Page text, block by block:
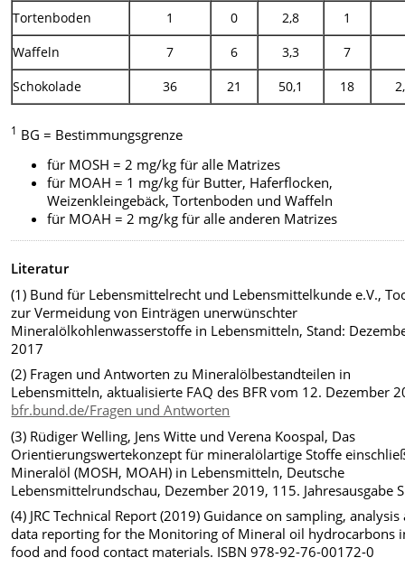
Tortenboden
1 0 2,8
1
Waffeln
7 6 3,3
7
Schokolade
36 21 50,1 18
1 BG = Bestimmungsgrenze
für MOSH = 2 mg/kg für alle Matrizes
für MOAH = 1 mg/kg für Butter, Haferflocken,
Weizenkleingebäck, Tortenboden und Waffeln
für MOAH = 2 mg/kg für alle anderen Matrizes
Literatur
(1) Bund für Lebensmittelrecht und Lebensmittelkunde e.V.,
zur Vermeidung von Einträgen unerwünschter
Mineralölkohlenwasserstoffe in Lebensmitteln, Stand:
2017
(2) Fragen und Antworten zu Mineralölbestandteilen in
Lebensmitteln, aktualisierte FAQ des BFR vom 12. Dezember
bfr.bund.de/Fragen und Antworten
(3) Rüdiger Welling, Jens Witte und Verena Koospal, Das
Orientierungswertekonzept für mineralölartige Stoffe
Mineralöl (MOSH, MOAH) in Lebensmitteln, Deutsche
Lebensmittelrundschau, Dezember 2019, 115. Jahresausgabe
(4) JRC Technical Report (2019) Guidance on sampling, analysis
data reporting for the Monitoring of Mineral oil hydrocarbons
food and food contact materials. ISBN 978-92-76-00172-0